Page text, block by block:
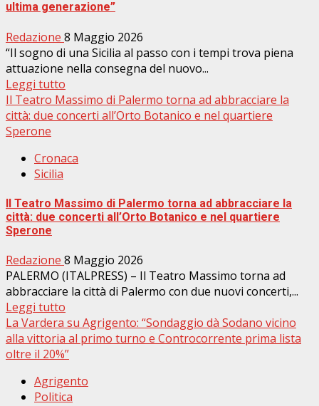
ultima generazione”
Redazione 8 Maggio 2026
“Il sogno di una Sicilia al passo con i tempi trova piena
attuazione nella consegna del nuovo...
Leggi tutto
Il Teatro Massimo di Palermo torna ad abbracciare la
città: due concerti all’Orto Botanico e nel quartiere
Sperone
Cronaca
Sicilia
Il Teatro Massimo di Palermo torna ad abbracciare la
città: due concerti all’Orto Botanico e nel quartiere
Sperone
Redazione 8 Maggio 2026
PALERMO (ITALPRESS) – Il Teatro Massimo torna ad
abbracciare la città di Palermo con due nuovi concerti,...
Leggi tutto
La Vardera su Agrigento: “Sondaggio dà Sodano vicino
alla vittoria al primo turno e Controcorrente prima lista
oltre il 20%”
Agrigento
Politica